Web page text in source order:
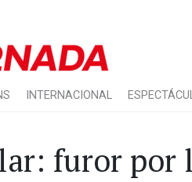
INTERNACIONAL
furor por